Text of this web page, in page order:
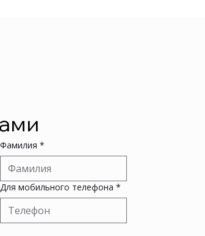
Фамилия *
Для мобильного телефона *